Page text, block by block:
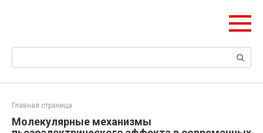
Поиск:
Главная страница
Молекулярные механизмы